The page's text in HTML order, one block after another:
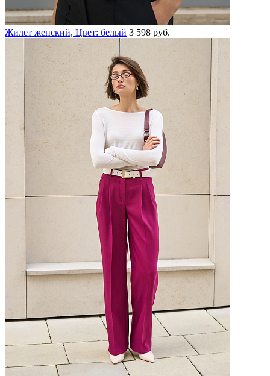
Жилет женский, Цвет: белый 3 598 руб.